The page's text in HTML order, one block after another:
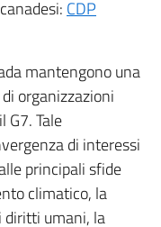
CDP
mantengono una
organizzazioni
G7. Tale
di interessi
principali sfide
climatico, la
diritti umani, la